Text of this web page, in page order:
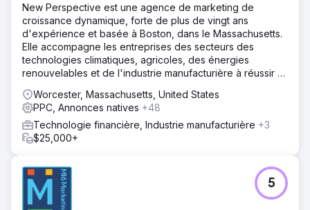
New Perspective est une agence de marketing de
croissance dynamique, forte de plus de vingt ans
d'expérience et basée à Boston, dans le Massachusetts.
Elle accompagne les entreprises des secteurs des
technologies climatiques, agricoles, des énergies
renouvelables et de l'industrie manufacturière à réussir à
Worcester, Massachusetts, United States
PPC, Annonces natives +48
Technologie financière, Industrie manufacturière +3
$25,000+
5